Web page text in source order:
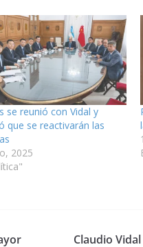
se reunió con Vidal y
que se reactivarán las
2025
Claudio